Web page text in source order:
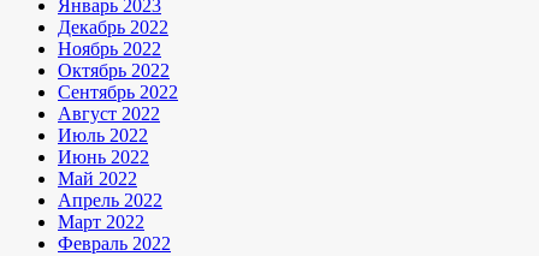
Январь 2023
Декабрь 2022
Ноябрь 2022
Октябрь 2022
Сентябрь 2022
Август 2022
Июль 2022
Июнь 2022
Май 2022
Апрель 2022
Март 2022
Февраль 2022